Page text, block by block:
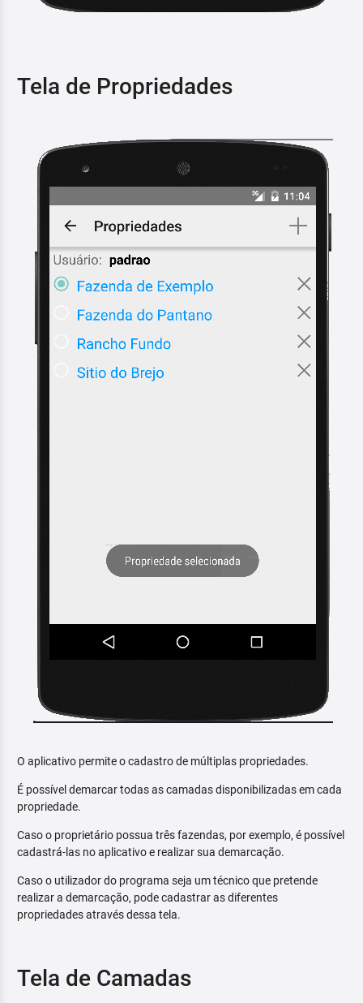
Tela de Propriedades
O aplicativo permite o cadastro de múltiplas propriedades.
É possível demarcar todas as camadas disponibilizadas em cada
propriedade.
Caso o proprietário possua três fazendas, por exemplo, é possível
cadastrá-las no aplicativo e realizar sua demarcação.
Caso o utilizador do programa seja um técnico que pretende
realizar a demarcação, pode cadastrar as diferentes
propriedades através dessa tela.
Tela de Camadas